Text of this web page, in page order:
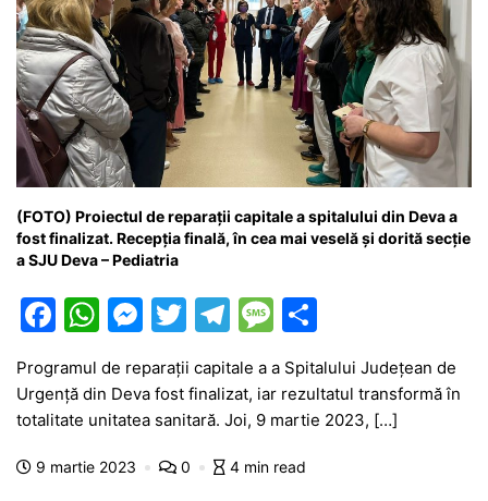
(FOTO) Proiectul de reparații capitale a spitalului din Deva a
fost finalizat. Recepția finală, în cea mai veselă și dorită secție
a SJU Deva – Pediatria
F
c
e
b
W
at
s
A
M
s
s
e
T
w
itt
er
T
e
gr
a
M
s
s
a
ta
je
Programul de reparații capitale a a Spitalului Județean de
Urgență din Deva fost finalizat, iar rezultatul transformă în
totalitate unitatea sanitară. Joi, 9 martie 2023, […]
9 martie 2023 0 4 min read